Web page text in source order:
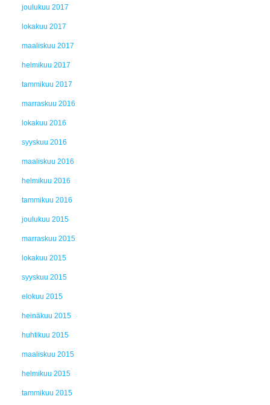
joulukuu 2017
lokakuu 2017
maaliskuu 2017
helmikuu 2017
tammikuu 2017
marraskuu 2016
lokakuu 2016
syyskuu 2016
maaliskuu 2016
helmikuu 2016
tammikuu 2016
joulukuu 2015
marraskuu 2015
lokakuu 2015
syyskuu 2015
elokuu 2015
heinäkuu 2015
huhtikuu 2015
maaliskuu 2015
helmikuu 2015
tammikuu 2015